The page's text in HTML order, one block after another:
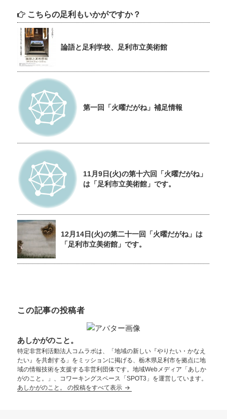
こちらの足利もいかがですか？
論語と足利学校、足利市立美術館
第一回「火曜だがね」補足情報
11月9日(火)の第十六回「火曜だがね」
は「足利市立美術館」です。
12月14日(火)の第二十一回「火曜だがね」は
「足利市立美術館」です。
この記事の投稿者
あしかがのこと。
特定非営利活動法人コムラボは、「地域の新しい『やりたい・かなえ
たい』を共創する」をミッションに掲げる、栃木県足利市を拠点に地
域の情報技術を支援する非営利団体です。地域Webメディア「あしか
がのこと。」、コワーキングスペース「SPOT3」を運営しています。
あしかがのこと。 の投稿をすべて表示